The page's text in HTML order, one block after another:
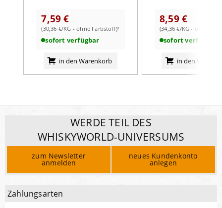
7,59 €
(30,36 €/KG - ohne Farbstoff)¹
sofort verfügbar
in den Warenkorb
8,59 €
(34,36 €/KG - ohne
sofort verfügbar
in den
WERDE TEIL DES
WHISKYWORLD-UNIVERSUMS
zum Newsletter
anmelden
neues Kundenkonto
anlegen
Zahlungsarten